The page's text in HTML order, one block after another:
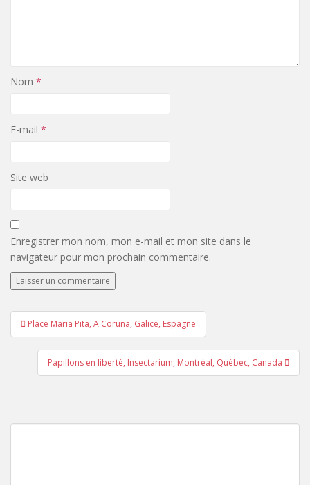
Nom *
E-mail *
Site web
Enregistrer mon nom, mon e-mail et mon site dans le
navigateur pour mon prochain commentaire.
Navigation
de
l’article
Place Maria Pita, A Coruna, Galice, Espagne
Papillons en liberté, Insectarium, Montréal, Québec, Canada